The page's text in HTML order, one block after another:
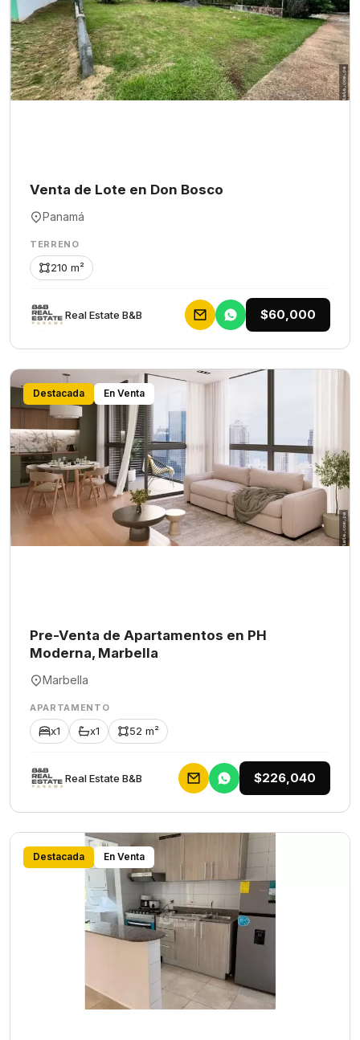
Venta de Lote en Don Bosco
Panamá
TERRENO
210 m²
Rеаl Еstаtе В&В $60,000
Destacada En Venta
Pre-Venta de Apartamentos en PH
Moderna, Marbella
Marbella
APARTAMENTO
x1 x1 52 m²
Rеаl Еstаtе В&В $226,040
Destacada En Venta